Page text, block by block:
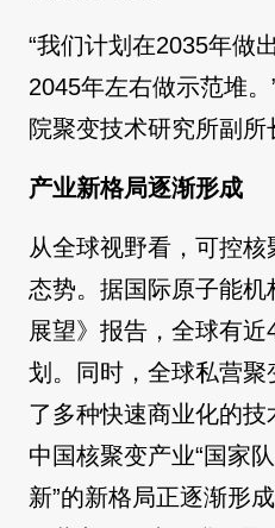
“我们计划在2035年做
2045年左右做示范堆
院聚变技术研究所副所
产业新格局逐渐形成
从全球视野看，可控
态势。据国际原子能
展望》报告，全球有
划。同时，全球私营聚
了多种快速商业化的技
中国核聚变产业“国家
新”的新格局正逐渐形